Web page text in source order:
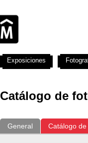
Catálogo de
General Catálogo
Exposiciones